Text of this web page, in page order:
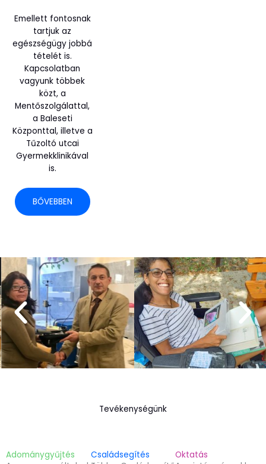
Emellett fontosnak
tartjuk az
egészségügy jobbá
tételét is.
Kapcsolatban
vagyunk többek
közt, a
Mentőszolgálattal,
a Baleseti
Központtal, illetve a
Tűzoltó utcai
Gyermekklinikával
is.
BŐVEBBEN
Tevékenységünk
Adománygyűjtés
Családsegítés
Oktatás